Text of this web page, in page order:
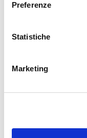
Preferenze
Statistiche
Marketing
Do masowego
technologie: